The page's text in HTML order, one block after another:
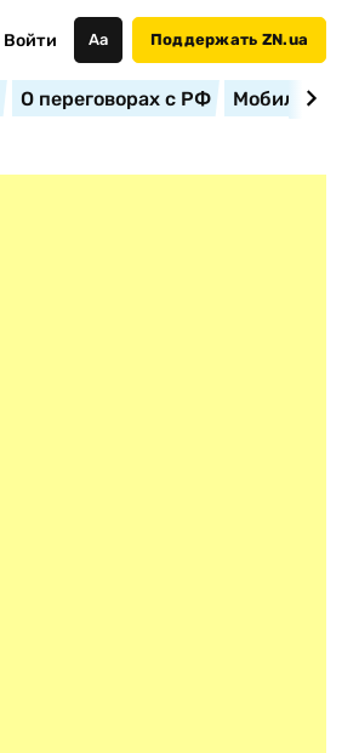
Войти Аа Поддержать ZN.ua
О переговорах с РФ